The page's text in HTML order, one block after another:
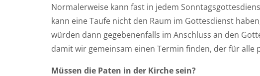
Normalerweise kann fast in jedem
kann eine Taufe nicht den Raum im Gottesdienst
würden dann gegebenenfalls im Anschluss an den
damit wir gemeinsam einen Termin finden, der für alle
Müssen die Paten in der Kirche sein?